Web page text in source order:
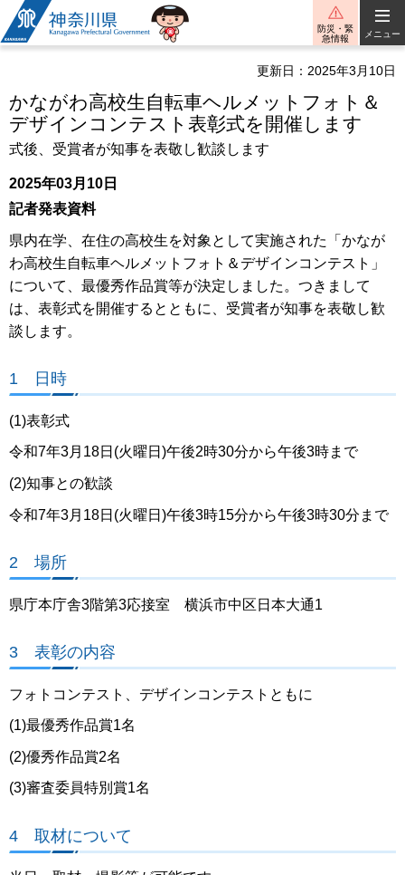
神奈川県
防災・緊
急情報
メニュー
更新日：2025年3月10日
かながわ高校生自転車ヘルメットフォト＆
デザインコンテスト表彰式を開催します
式後、受賞者が知事を表敬し歓談します
2025年03月10日
記者発表資料
県内在学、在住の高校生を対象として実施された「かなが
わ高校生自転車ヘルメットフォト＆デザインコンテスト」
について、最優秀作品賞等が決定しました。つきまして
は、表彰式を開催するとともに、受賞者が知事を表敬し歓
談します。
1 日時
(1)表彰式
令和7年3月18日(火曜日)午後2時30分から午後3時まで
(2)知事との歓談
令和7年3月18日(火曜日)午後3時15分から午後3時30分まで
2 場所
県庁本庁舎3階第3応接室 横浜市中区日本大通1
3 表彰の内容
フォトコンテスト、デザインコンテストともに
(1)最優秀作品賞1名
(2)優秀作品賞2名
(3)審査委員特別賞1名
4 取材について